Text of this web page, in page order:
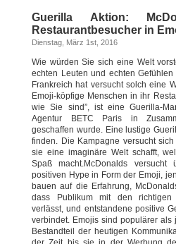
Guerilla Aktion:
Restaurantbesucher in
Dienstag, März 1st, 2016
Wie würden Sie sich eine Welt
echten Leuten und echten
Frankreich hat versucht solch eine
Emoji-köpfige Menschen in ihr
wie Sie sind”, ist eine Guerilla-
Agentur BETC Paris in
geschaffen wurde. Eine lustige
finden. Die Kampagne versucht
sie eine imaginäre Welt schafft,
Spaß macht.McDonalds
positiven Hype in Form der Emoji,
bauen auf die Erfahrung,
dass Publikum mit den richtigen
verlässt, und entstandene positive
verbindet. Emojis sind populärer als
Bestandteil der heutigen